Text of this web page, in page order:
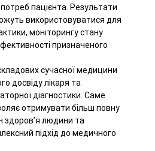
потреб пацієнта. Результати
використовуватися для
моніторингу стану
призначеного
сучасної медицини
досвіду лікаря та
діагностики. Саме
отримувати більш повну
здоров’я людини та
підхід до медичного